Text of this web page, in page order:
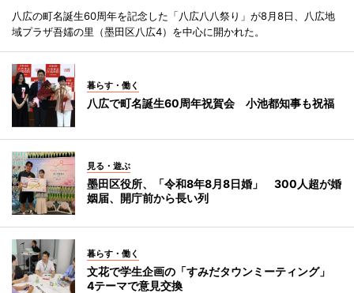
八広の町名誕生60周年を記念した「八広八八祭り」が8月8日、八広地
域プラザ吾嬬の里（墨田区八広4）を中心に開かれた。
暮らす・働く
八広で町名誕生60周年祝賀会 小池都知事も祝福
見る・遊ぶ
墨田区役所、「令和8年8月8日婚」 300人超が婚
姻届、開庁前から長い列
暮らす・働く
文花で学生企画の「すみだタウンミーティング」
4テーマで意見交換